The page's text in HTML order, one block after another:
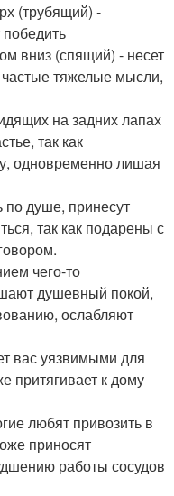
(трубящий) -
вниз (спящий) - несет
тяжелые мысли,
на задних лапах
так как
одновременно лишая
душе, принесут
так как подарены с
чего-то
душевный покой,
ослабляют
вас уязвимыми для
притягивает к дому
любят привозить в
приносят
работы сосудов